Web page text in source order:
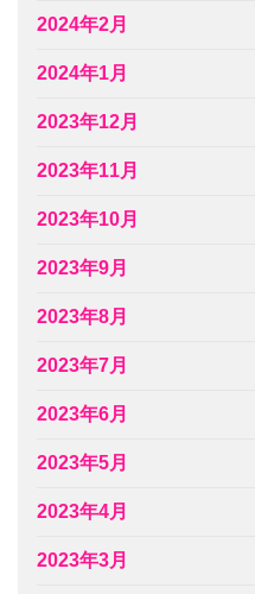
2024年2月
2024年1月
2023年12月
2023年11月
2023年10月
2023年9月
2023年8月
2023年7月
2023年6月
2023年5月
2023年4月
2023年3月